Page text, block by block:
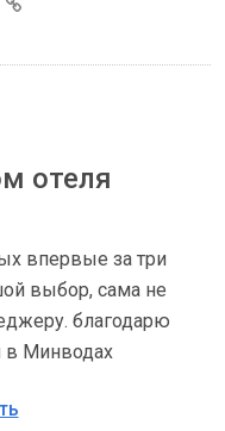
отеля
впервые за три
выбор, сама не
благодарю
в Минводах